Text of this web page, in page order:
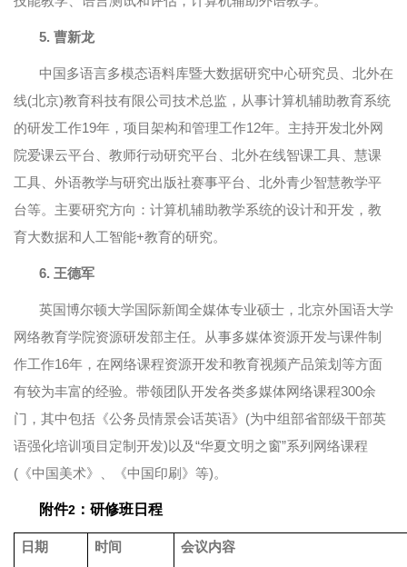
5. 曹新龙
中国多语言多模态语料库暨大数据研究中心研究员、北外在
线(北京)教育科技有限公司技术总监，从事计算机辅助教育系统
的研发工作19年，项目架构和管理工作12年。主持开发北外网
院爱课云平台、教师行动研究平台、北外在线智课工具、慧课
工具、外语教学与研究出版社赛事平台、北外青少智慧教学平
台等。主要研究方向：计算机辅助教学系统的设计和开发，教
育大数据和人工智能+教育的研究。
6. 王德军
英国博尔顿大学国际新闻全媒体专业硕士，北京外国语大学
网络教育学院资源研发部主任。从事多媒体资源开发与课件制
作工作16年，在网络课程资源开发和教育视频产品策划等方面
有较为丰富的经验。带领团队开发各类多媒体网络课程300余
门，其中包括《公务员情景会话英语》(为中组部省部级干部英
语强化培训项目定制开发)以及“华夏文明之窗”系列网络课程
(《中国美术》、《中国印刷》等)。
附件2 ：研修班日程
日期 时间 会议内容